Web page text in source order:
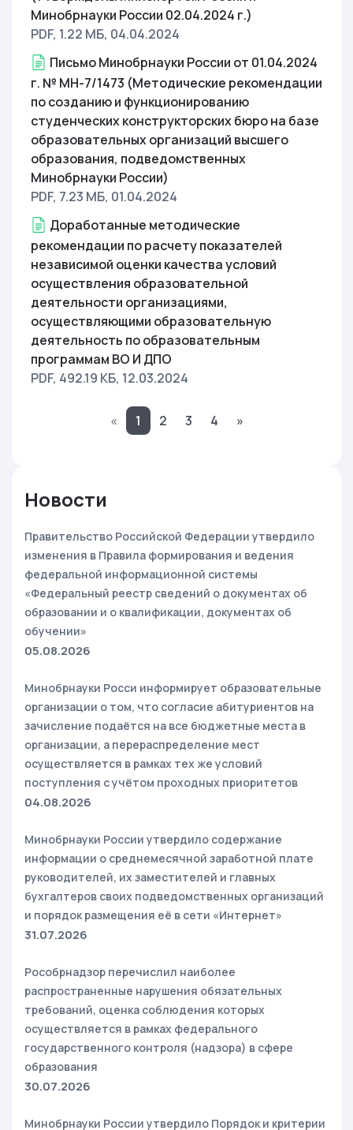
Минобрнауки России 02.04.2024 г.)
PDF, 1.22 МБ, 04.04.2024
Письмо Минобрнауки России от 01.04.2024
г. № МН-7/1473 (Методические рекомендации
по созданию и функционированию
студенческих конструкторских бюро на базе
образовательных организаций высшего
образования, подведомственных
Минобрнауки России)
PDF, 7.23 МБ, 01.04.2024
Доработанные методические
рекомендации по расчету показателей
независимой оценки качества условий
осуществления образовательной
деятельности организациями,
осуществляющими образовательную
деятельность по образовательным
программам ВО И ДПО
PDF, 492.19 КБ, 12.03.2024
« 1 2 3 4 »
Новости
Правительство Российской Федерации утвердило
изменения в Правила формирования и ведения
федеральной информационной системы
«Федеральный реестр сведений о документах об
образовании и о квалификации, документах об
обучении»
05.08.2026
Минобрнауки Росси информирует образовательные
организации о том, что согласие абитуриентов на
зачисление подаётся на все бюджетные места в
организации, а перераспределение мест
осуществляется в рамках тех же условий
поступления с учётом проходных приоритетов
04.08.2026
Минобрнауки России утвердило содержание
информации о среднемесячной заработной плате
руководителей, их заместителей и главных
бухгалтеров своих подведомственных организаций
и порядок размещения её в сети «Интернет»
31.07.2026
Рособрнадзор перечислил наиболее
распространенные нарушения обязательных
требований, оценка соблюдения которых
осуществляется в рамках федерального
государственного контроля (надзора) в сфере
образования
30.07.2026
Минобрнауки России утвердило Порядок и критерии